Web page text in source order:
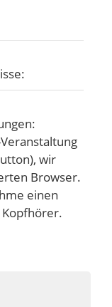
wir
Browser.
einen